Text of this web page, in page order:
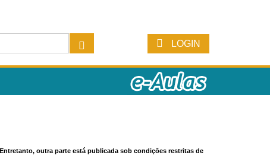
LOGIN
outra parte está publicada sob condições restritas de